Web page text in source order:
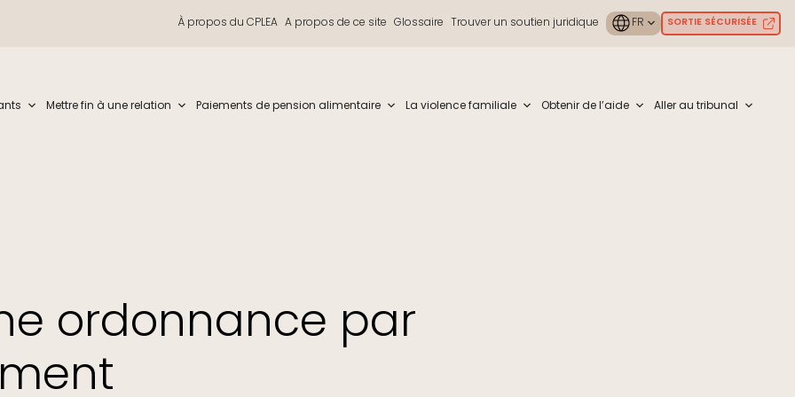
À propos du CPLEA A propos de ce site Glossaire Trouver un soutien juridique SORTIE SÉCURISÉE
Mettre fin à une relation Paiements de pension alimentaire La violence familiale Obtenir de l’aide Aller au tribunal
ordonnance par